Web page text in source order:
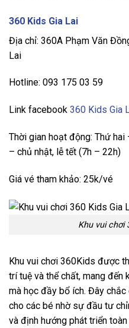
360 Kids Gia Lai
Địa chỉ: 360A Phạm Văn
Lai
Hotline: 093 175 03 59
Link facebook 360 Kids Gia
Thời gian hoạt động: Thứ
– chủ nhật, lễ tết (7h – 22h)
Giá vé tham khảo: 25k/vé
Khu vui chơi
Khu vui chơi 360Kids được
trí tuệ và thể chất, mang đến
mà học đầy bổ ích. Đây
cho các bé nhờ sự đầu tư
và định hướng phát triển toàn